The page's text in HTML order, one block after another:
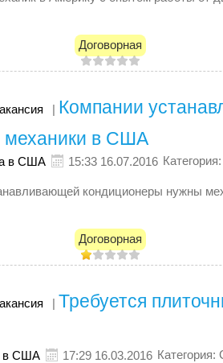
Договорная
| Компании
механики в США
в США 15:33 16.07.2016
кондиционеры нужны
Договорная
| Требуется
в США 17:29 16.03.2016 Категория: